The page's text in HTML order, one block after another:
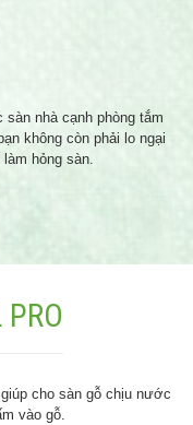
nhà cạnh phòng tắm
không còn phải lo ngại
hỏng sàn.
cho sàn gỗ chịu nước
vào gỗ.